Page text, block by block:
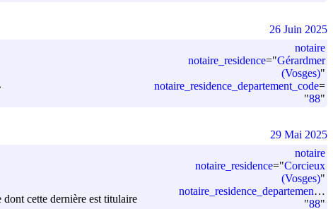
notaire
notaire_residence="Gérardmer
(Vosges)"
notaire_residence_departement_code=
"88"
26 Juin 2025
cette dernière est titulaire
notaire
notaire_residence="Corcieux
(Vosges)"
notaire_residence_departement_code
"88"
29 Mai 2025